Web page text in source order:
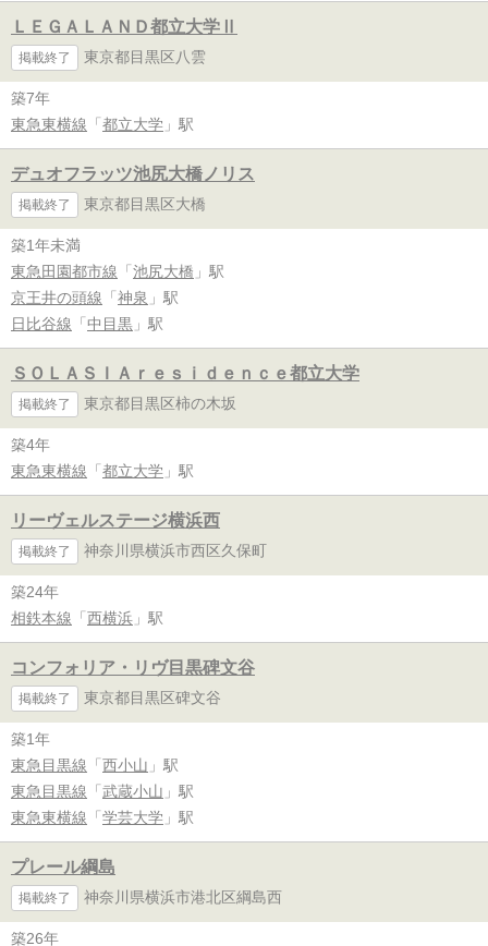
ＬＥＧＡＬＡＮＤ都立大学Ⅱ
掲載終了 東京都目黒区八雲
築7年
東急東横線 「 都立大学 」駅
デュオフラッツ池尻大橋ノリス
掲載終了 東京都目黒区大橋
築1年未満
東急田園都市線 「 池尻大橋 」駅
京王井の頭線 「 神泉 」駅
日比谷線 「 中目黒 」駅
ＳＯＬＡＳＩＡｒｅｓｉｄｅｎｃｅ都立大学
掲載終了 東京都目黒区柿の木坂
築4年
東急東横線 「 都立大学 」駅
リーヴェルステージ横浜西
掲載終了 神奈川県横浜市西区久保町
築24年
相鉄本線 「 西横浜 」駅
コンフォリア・リヴ目黒碑文谷
掲載終了 東京都目黒区碑文谷
築1年
東急目黒線 「 西小山 」駅
東急目黒線 「 武蔵小山 」駅
東急東横線 「 学芸大学 」駅
プレール綱島
掲載終了 神奈川県横浜市港北区綱島西
築26年